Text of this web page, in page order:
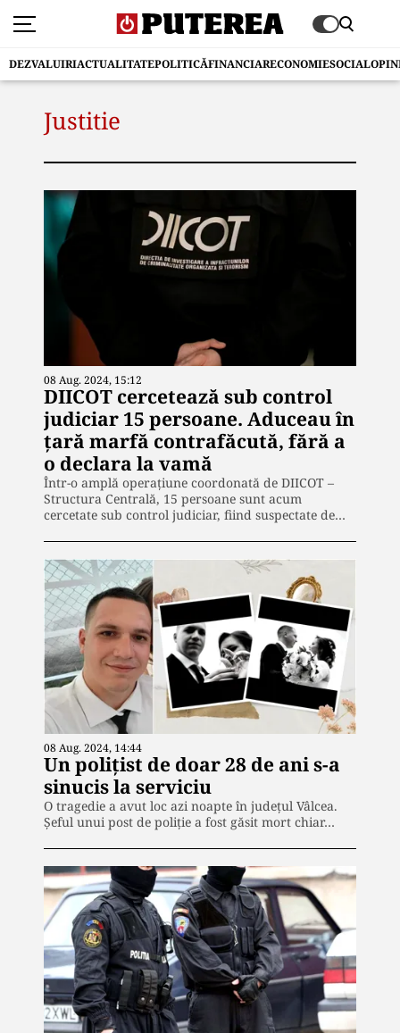
DEZVALUIRIACTUALITATEPOLITICĂFINANCIARECONOMIESOCIAL
Justitie
08 Aug. 2024, 15:12
DIICOT cercetează sub control
judiciar 15 persoane. Aduceau în
țară marfă contrafăcută, fără a
o declara la vamă
Într-o amplă operațiune coordonată de DIICOT –
Structura Centrală, 15 persoane sunt acum
cercetate sub control judiciar, fiind suspectate de…
08 Aug. 2024, 14:44
Un polițist de doar 28 de ani s-a
sinucis la serviciu
O tragedie a avut loc azi noapte în județul Vâlcea.
Șeful unui post de poliție a fost găsit mort chiar…